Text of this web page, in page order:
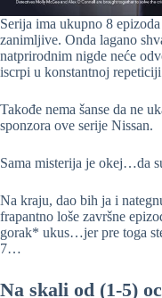
Serija ima ukupno 8
zanimljive. Onda lagano
natprirodnim nigde neće
iscrpi u konstantnoj
Takođe nema šanse da ne
sponzora ove serije Nissan.
Sama misterija je okej…da
Na kraju, dao bih ja i
frapantno loše završne
gorak* ukus…jer pre toga
7…
Na skali od (1-5)